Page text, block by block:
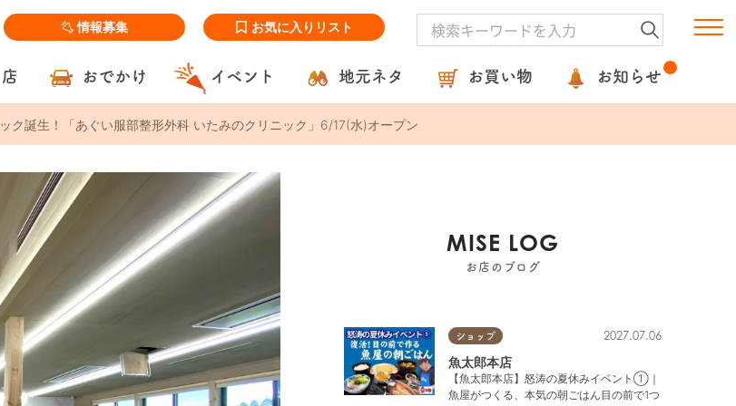
情報募集 お気に入りリスト
おでかけ イベント 地元ネタ お買い物 お知らせ
ク誕生！「あぐい服部整形外科 いたみのクリニック」6/17(水)オープン
MISE LOG
お店のブログ
ショップ 2027.07.06
魚太郎本店
【魚太郎本店】怒涛の夏休みイベント①｜
魚屋がつくる、本気の朝ごはん目の前で1つ